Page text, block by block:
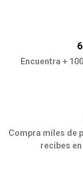
Encuentra +
Compra miles de
recibes